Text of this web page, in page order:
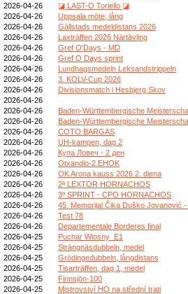
2026-04-26
◪ LAST-O Toriello ◪
2026-04-26
Uppsala möte, lång
2026-04-26
Gällstads medeldistans 2026
2026-04-26
Laxträffen 2026 Närtävling
2026-04-26
Gref O'Days - MD
2026-04-26
Gref O Days sprint
2026-04-26
Lundhagsmedeln Leksandstrippeln
2026-04-26
3. KOLV-Cup 2026
2026-04-26
Divisionsmatch i Hesbjerg Skov
2026-04-26
2026-04-26
Baden-Württembergische
2026-04-26
Baden-Württembergische
2026-04-26
COTO BARGAS
2026-04-26
UH-kampen, dag 2
2026-04-26
Купа Ловеч - 2 ден
2026-04-26
Otxandio-2.EHOK
2026-04-26
OK Arona kauss 2026 2. diena
2026-04-26
2ª LEXTOR HORNACHOS
2026-04-26
3º SPRINT - CPO HORNACHOS
2026-04-26
45. Memorijal Čika Duško Jovanović
2026-04-26
Test 78
2026-04-26
Departementale Borderes final
2026-04-25
Puchar Wiosny_E1
2026-04-25
Strängnäsdubbeln, medel
2026-04-25
Grödingedubbeln, långdistans
2026-04-25
Tisarträffen, dag 1, medel
2026-04-25
Finnsjön-100
2026-04-25
Mistrovství HO na střední trati